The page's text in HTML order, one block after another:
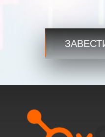
Шаг 3